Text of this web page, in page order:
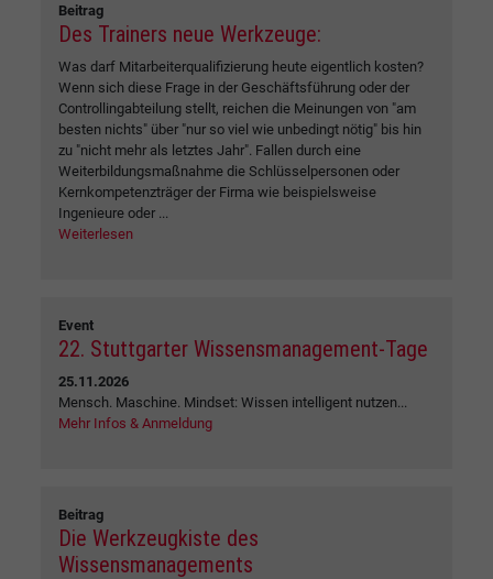
Beitrag
Des Trainers neue Werkzeuge:
Was darf Mitarbeiterqualifizierung heute eigentlich kosten?
Wenn sich diese Frage in der Geschäftsführung oder der
Controllingabteilung stellt, reichen die Meinungen von "am
besten nichts" über "nur so viel wie unbedingt nötig" bis hin
zu "nicht mehr als letztes Jahr". Fallen durch eine
Weiterbildungsmaßnahme die Schlüsselpersonen oder
Kernkompetenzträger der Firma wie beispielsweise
Ingenieure oder ...
Weiterlesen
Event
22. Stuttgarter Wissensmanagement-Tage
25.11.2026
Mensch. Maschine. Mindset: Wissen intelligent nutzen...
Mehr Infos & Anmeldung
Beitrag
Die Werkzeugkiste des
Wissensmanagements